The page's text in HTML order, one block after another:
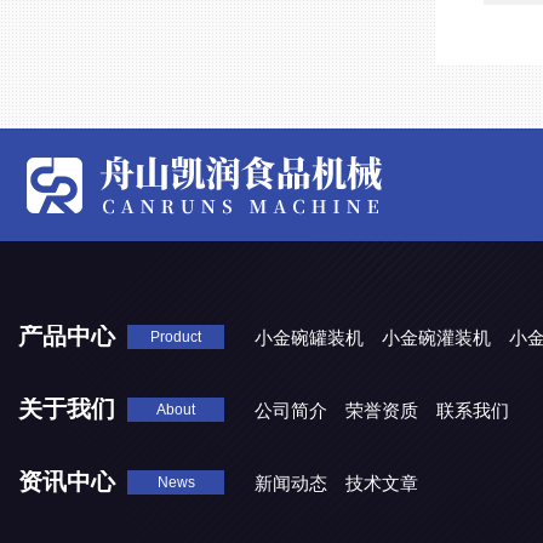
产品中心 Product 小金碗罐装机 小金碗灌装机 小
关于我们 About 公司简介 荣誉资质 联系我们
资讯中心 News 新闻动态 技术文章